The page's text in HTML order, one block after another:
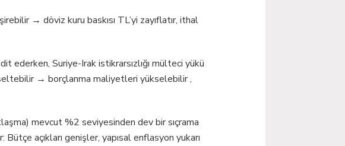
→ döviz kuru baskısı TL’yi zayıflatır, ithal
ederken, Suriye-Irak istikrarsızlığı mülteci yükü
→ borçlanma maliyetleri yükselebilir ,
mevcut %2 seviyesinden dev bir sıçrama
Bütçe açıkları genişler, yapısal enflasyon yukarı